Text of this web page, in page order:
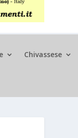
Chivassese